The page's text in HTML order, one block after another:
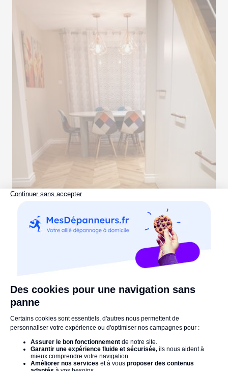
Une superbe perspective!- Vu sur Pinterest
7. En association avec du parquet, pour